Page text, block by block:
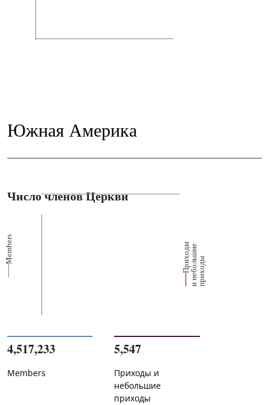
Южная Америка
Число членов Церкви
Members П
р
их
о
д
ы
и
н
е
б
о
ль
ш
ие
п
р
и
х
о
ды
4,517,233
Members
5,547
Приходы и
небольшие
приходы